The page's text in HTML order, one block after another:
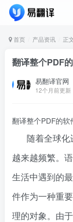
首页 产品资讯 正
翻译整个PDF
易翻译官网
12个月前更新
翻译整个PDF的
随着全球
越来越频繁。
生活中遇到的
件作为一种重
理的对象。由